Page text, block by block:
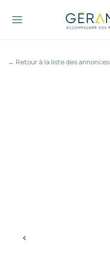
← Retour à la liste des annonces